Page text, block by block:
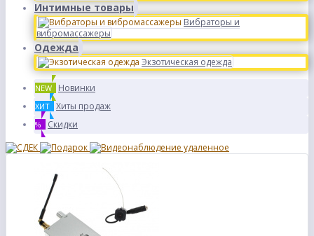
Интимные товары
Вибраторы и
вибромассажеры
Одежда
Экзотическая одежда
NEW Новинки
ХИТ Хиты продаж
% Скидки